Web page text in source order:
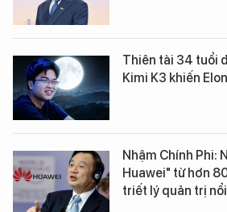
Thiên tài 34 tuổi
Kimi K3 khiến
Nhậm Chính Phi:
Huawei" từ hơn
triết lý quản trị